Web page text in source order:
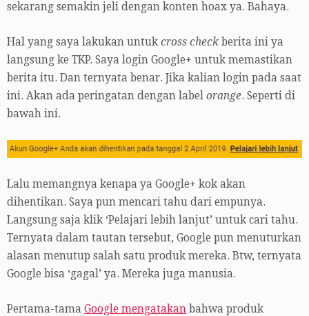
sekarang semakin jeli dengan konten hoax ya. Bahaya.
Hal yang saya lakukan untuk cross check berita ini ya
langsung ke TKP. Saya login Google+ untuk memastikan
berita itu. Dan ternyata benar. Jika kalian login pada saat
ini. Akan ada peringatan dengan label orange. Seperti di
bawah ini.
Lalu memangnya kenapa ya Google+ kok akan
dihentikan. Saya pun mencari tahu dari empunya.
Langsung saja klik ‘Pelajari lebih lanjut’ untuk cari tahu.
Ternyata dalam tautan tersebut, Google pun menuturkan
alasan menutup salah satu produk mereka. Btw, ternyata
Google bisa ‘gagal’ ya. Mereka juga manusia.
Pertama-tama Google mengatakan bahwa produk